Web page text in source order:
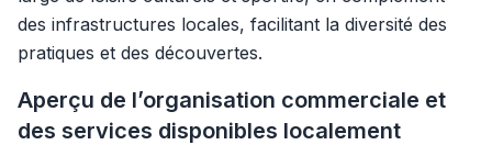
des infrastructures locales, facilitant la diversité des
pratiques et des découvertes.
Aperçu de l’organisation commerciale et
des services disponibles localement